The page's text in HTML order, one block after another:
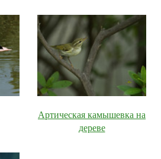
Артическая камышевка на
дереве